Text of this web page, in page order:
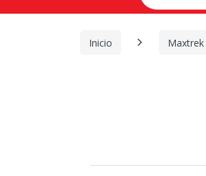
Inicio Maxtrek